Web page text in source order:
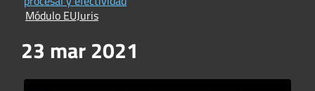
Módulo EUJuris
23 mar 2021